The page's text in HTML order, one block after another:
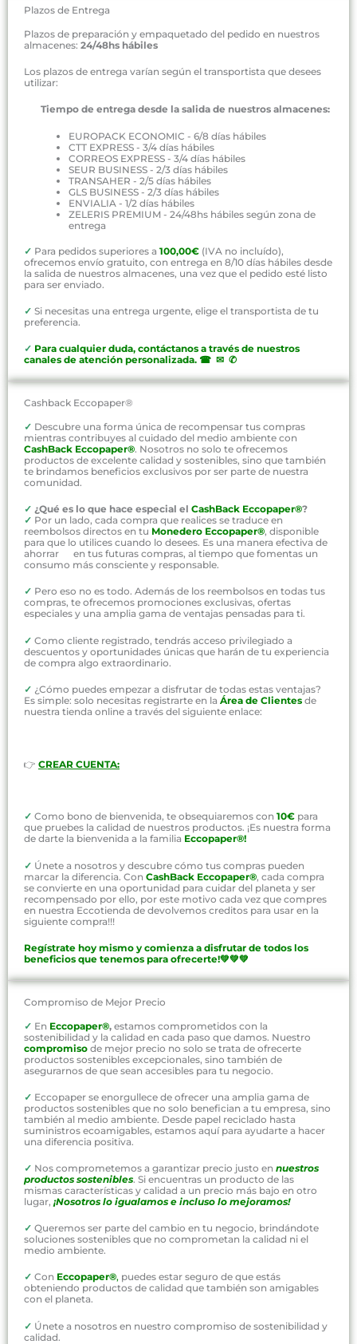
Plazos de Entrega
Plazos de preparación y empaquetado del pedido en nuestros
almacenes: 24/48hs hábiles
Los plazos de entrega varían según el transportista que desees
utilizar:
Tiempo de entrega desde la salida de nuestros almacenes:
EUROPACK ECONOMIC - 6/8 días hábiles
CTT EXPRESS - 3/4 días hábiles
CORREOS EXPRESS - 3/4 días hábiles
SEUR BUSINESS - 2/3 días hábiles
TRANSAHER - 2/5 días hábiles
GLS BUSINESS - 2/3 días hábiles
ENVIALIA - 1/2 días hábiles
ZELERIS PREMIUM - 24/48hs hábiles según zona de
entrega
✓ Para pedidos superiores a 100,00€ (IVA no incluído),
ofrecemos envío gratuito, con entrega en 8/10 días hábiles desde
la salida de nuestros almacenes, una vez que el pedido esté listo
para ser enviado.
✓ Si necesitas una entrega urgente, elige el transportista de tu
preferencia.
✓ Para cualquier duda, contáctanos a través de nuestros
canales de atención personalizada. ☎ ✉ ✆
Cashback Eccopaper®
✓ Descubre una forma única de recompensar tus compras
mientras contribuyes al cuidado del medio ambiente con
CashBack Eccopaper®. Nosotros no solo te ofrecemos
productos de excelente calidad y sostenibles, sino que también
te brindamos beneficios exclusivos por ser parte de nuestra
comunidad.
✓ ¿Qué es lo que hace especial el CashBack Eccopaper®?
✓ Por un lado, cada compra que realices se traduce en
reembolsos directos en tu Monedero Eccopaper®, disponible
para que lo utilices cuando lo desees. Es una manera efectiva de
ahorrar en tus futuras compras, al tiempo que fomentas un
consumo más consciente y responsable.
✓ Pero eso no es todo. Además de los reembolsos en todas tus
compras, te ofrecemos promociones exclusivas, ofertas
especiales y una amplia gama de ventajas pensadas para ti.
✓ Como cliente registrado, tendrás acceso privilegiado a
descuentos y oportunidades únicas que harán de tu experiencia
de compra algo extraordinario.
✓ ¿Cómo puedes empezar a disfrutar de todas estas ventajas?
Es simple: solo necesitas registrarte en la Área de Clientes de
nuestra tienda online a través del siguiente enlace:
👉 CREAR CUENTA:
✓ Como bono de bienvenida, te obsequiaremos con 10€ para
que pruebes la calidad de nuestros productos. ¡Es nuestra forma
de darte la bienvenida a la familia Eccopaper®!
✓ Únete a nosotros y descubre cómo tus compras pueden
marcar la diferencia. Con CashBack Eccopaper®, cada compra
se convierte en una oportunidad para cuidar del planeta y ser
recompensado por ello, por este motivo cada vez que compres
en nuestra Eccotienda de devolvemos creditos para usar en la
siguiente compra!!!
Regístrate hoy mismo y comienza a disfrutar de todos los
beneficios que tenemos para ofrecerte!💚💚💚
Compromiso de Mejor Precio
✓ En Eccopaper®, estamos comprometidos con la
sostenibilidad y la calidad en cada paso que damos. Nuestro
compromiso de mejor precio no solo se trata de ofrecerte
productos sostenibles excepcionales, sino también de
asegurarnos de que sean accesibles para tu negocio.
✓ Eccopaper se enorgullece de ofrecer una amplia gama de
productos sostenibles que no solo benefician a tu empresa, sino
también al medio ambiente. Desde papel reciclado hasta
suministros ecoamigables, estamos aquí para ayudarte a hacer
una diferencia positiva.
✓ Nos comprometemos a garantizar precio justo en nuestros
productos sostenibles. Si encuentras un producto de las
mismas características y calidad a un precio más bajo en otro
lugar, ¡Nosotros lo igualamos e incluso lo mejoramos!
✓ Queremos ser parte del cambio en tu negocio, brindándote
soluciones sostenibles que no comprometan la calidad ni el
medio ambiente.
✓ Con Eccopaper®, puedes estar seguro de que estás
obteniendo productos de calidad que también son amigables
con el planeta.
✓ Únete a nosotros en nuestro compromiso de sostenibilidad y
calidad.